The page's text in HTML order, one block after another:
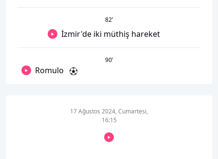
82’
İzmir'de iki müthiş hareket
90’
Romulo
17 Ağustos 2024, Cumartesi,
16:15